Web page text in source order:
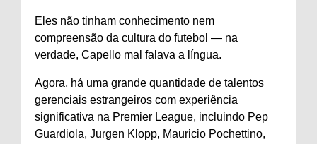
Eles não tinham conhecimento nem
compreensão da cultura do futebol — na
verdade, Capello mal falava a língua.
Agora, há uma grande quantidade de talentos
gerenciais estrangeiros com experiência
significativa na Premier League, incluindo Pep
Guardiola, Jurgen Klopp, Mauricio Pochettino,